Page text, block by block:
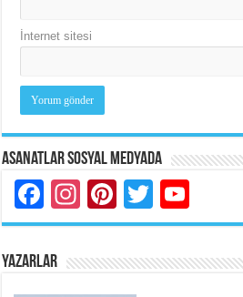
İnternet sitesi
Asanatlar Sosyal Medyada
Facebook
Instagram
Pinterest
Twitter
YAZARLAR